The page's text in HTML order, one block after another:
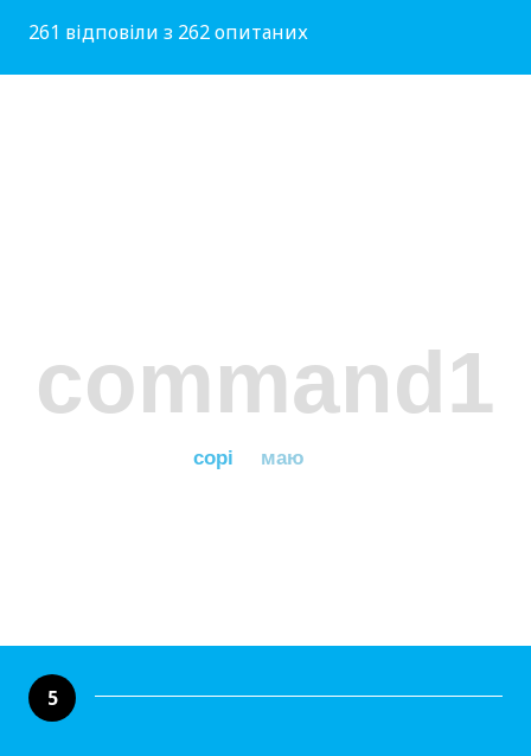
261 відповіли з 262 опитаних
command1
маю
сорі
5